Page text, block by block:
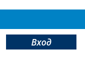
Вход